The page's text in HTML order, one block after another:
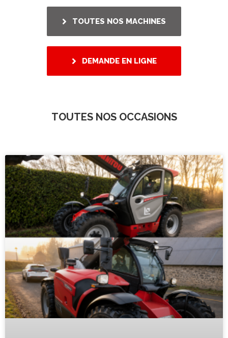
TOUTES NOS MACHINES
DEMANDE EN LIGNE
TOUTES NOS OCCASIONS